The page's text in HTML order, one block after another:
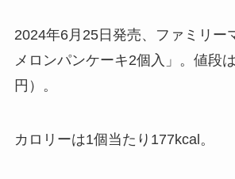
2024年6月25日発売、ファミリー
メロンパンケーキ2個入」。値段
円）。
カロリーは1個当たり177kcal。